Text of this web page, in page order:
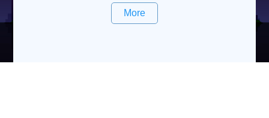
曲《無可救藥的戀愛
腦》拍攝MV 首次一手
郭曉妍（AhYo）與曾
美欣（MeiMei）挑戰
More